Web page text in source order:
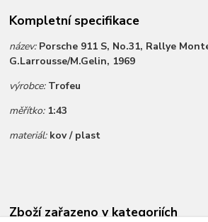
Kompletní specifikace
název: Porsche 911 S, No.31, Rallye
G.Larrousse/M.Gelin, 1969
výrobce: Trofeu
měřítko: 1:43
materiál: kov / plast
Zboží zařazeno v kategoriích